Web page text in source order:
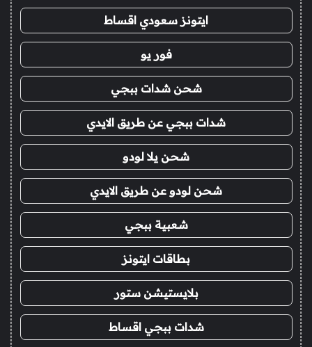
ايتونز سعودي اقساط
فور يو
شحن شدات ببجي
شدات ببجي عن طريق الايدي
شحن يلا لودو
شحن لودو عن طريق الايدي
شعبية ببجي
بطاقات ايتونز
بلايستيشن ستور
شدات ببجي اقساط